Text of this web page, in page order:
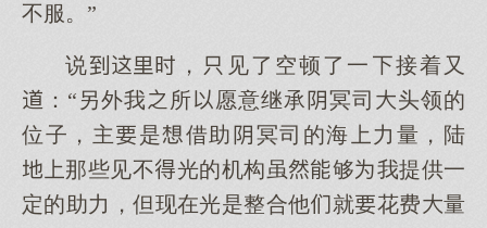
不服。”
说，见了空顿了一接着又
：“另外我所愿意继承冥司头领的
位子，主是借助冥司的海力量，陆
那些见不光的机构虽够我提供一
定的助力，但现在光是整合他就花费量